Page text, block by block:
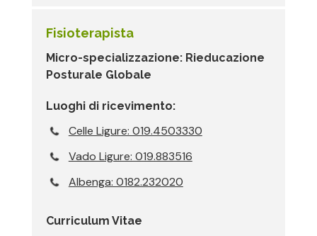
Fisioterapista
Micro-specializzazione: Rieducazione
Posturale Globale
Luoghi di ricevimento:
Celle Ligure: 019.4503330
Vado Ligure: 019.883516
Albenga: 0182.232020
Curriculum Vitae